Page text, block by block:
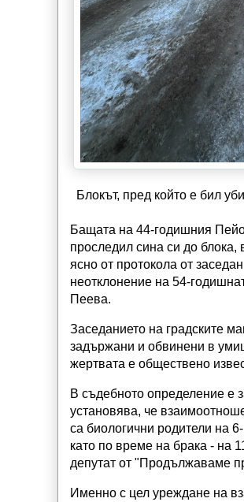
Блокът, пред който е бил
Бащата на 44-годишния
проследил сина си до
ясно от протокола от
неотклонение на 54-
Пеева.
Заседанието на градските
задържани и обвинени в
жертвата е обществено
В съдебното определение е
установява, че
са биологични родители на
като по време на брака - на
депутат от "Продължаваме
Именно с цел уреждане на